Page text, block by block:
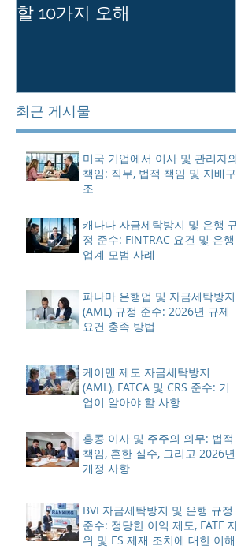
할 10가지 오해
최근 게시물
미국 기업에서 이사 및 관리자의
책임: 직무, 법적 책임 및 지배구
조
캐나다 자금세탁방지 및 은행 규
정 준수: FINTRAC 요건 및 은행
업계 모범 사례
파나마 은행업 및 자금세탁방지
(AML) 규정 준수: 2026년 규제
요건 충족 방법
케이맨 제도 자금세탁방지
(AML), FATCA 및 CRS 준수: 기
업이 알아야 할 사항
홍콩 이사 및 주주의 의무: 법적
책임, 흔한 실수, 그리고 2026년
개정 사항
BVI 자금세탁방지 및 은행 규정
준수: 정당한 이익 제도, FATF 지
위 및 ES 제재 조치에 대한 이해